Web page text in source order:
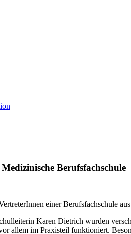
Berufsfachschule
einer Berufsfachschule
Karen Dietrich wurden
allem im Praxisteil funktioniert.